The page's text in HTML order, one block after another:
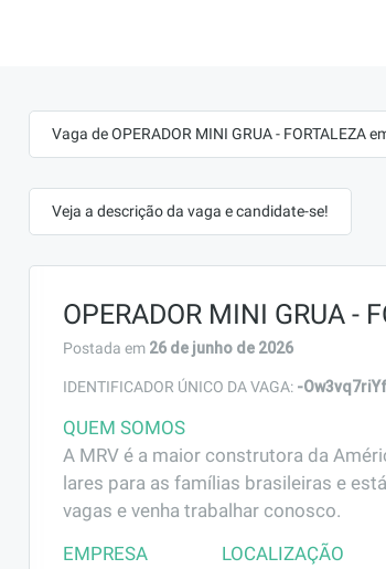
Vaga de OPERADOR MINI GRUA - FORTALEZA
Veja a descrição da vaga e candidate-se!
OPERADOR MINI GRUA -
Postada em 26 de junho de 2026
IDENTIFICADOR ÚNICO DA VAGA: -
QUEM SOMOS
A MRV é a maior construtora da
lares para as famílias brasileiras e
vagas e venha trabalhar conosco.
EMPRESA
LOCALIZAÇÃO